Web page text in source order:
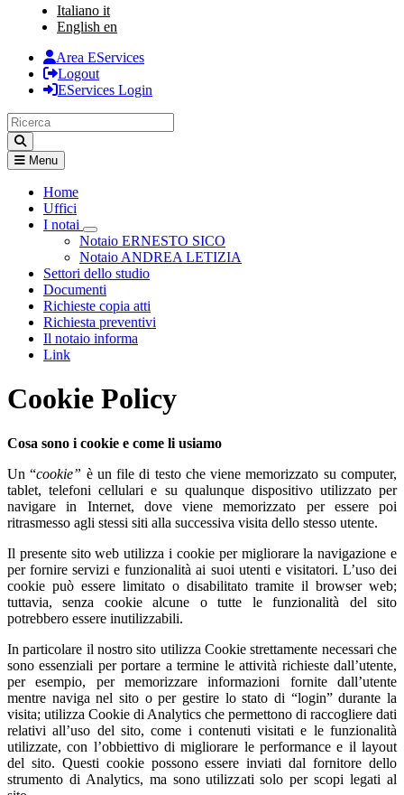
Italiano it
English en
Area EServices
Logout
EServices Login
Menu
Home
Uffici
I notai
Visualizza menù di secondo livello
Notaio ERNESTO SICO
Notaio ANDREA LETIZIA
Settori dello studio
Documenti
Richieste copia atti
Richiesta preventivi
Il notaio informa
Link
Cookie Policy
Cosa sono i cookie e come li usiamo
Un “cookie” è un file di testo che viene memorizzato su computer,
tablet, telefoni cellulari e su qualunque dispositivo utilizzato per
navigare in Internet, dove viene memorizzato per essere poi
ritrasmesso agli stessi siti alla successiva visita dello stesso utente.
Il presente sito web utilizza i cookie per migliorare la navigazione e
per fornire servizi e funzionalità ai suoi utenti e visitatori. L’uso dei
cookie può essere limitato o disabilitato tramite il browser web;
tuttavia, senza cookie alcune o tutte le funzionalità del sito
potrebbero essere inutilizzabili.
In particolare il nostro sito utilizza Cookie strettamente necessari che
sono essenziali per portare a termine le attività richieste dall’utente,
per esempio, per memorizzare informazioni fornite dall’utente
mentre naviga nel sito o per gestire lo stato di “login” durante la
visita; utilizza Cookie di Analytics che permettono di raccogliere dati
relativi all’uso del sito, come i contenuti visitati e le funzionalità
utilizzate, con l’obbiettivo di migliorare le performance e il layout
del sito. Questi cookie possono essere inviati dal fornitore dello
strumento di Analytics, ma sono utilizzati solo per scopi legati al